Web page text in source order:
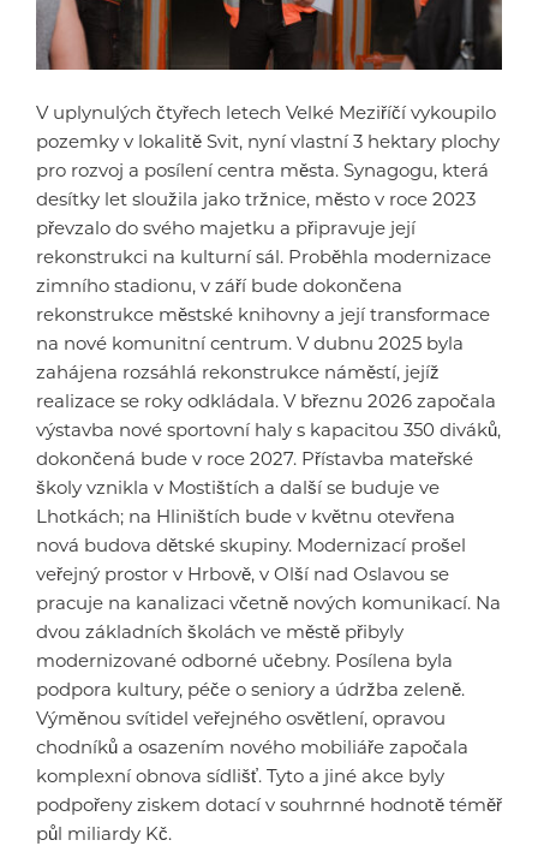
V uplynulých čtyřech letech Velké Meziříčí vykoupilo
pozemky v lokalitě Svit, nyní vlastní 3 hektary plochy
pro rozvoj a posílení centra města. Synagogu, která
desítky let sloužila jako tržnice, město v roce 2023
převzalo do svého majetku a připravuje její
rekonstrukci na kulturní sál. Proběhla modernizace
zimního stadionu, v září bude dokončena
rekonstrukce městské knihovny a její transformace
na nové komunitní centrum. V dubnu 2025 byla
zahájena rozsáhlá rekonstrukce náměstí, jejíž
realizace se roky odkládala. V březnu 2026 započala
výstavba nové sportovní haly s kapacitou 350 diváků,
dokončená bude v roce 2027. Přístavba mateřské
školy vznikla v Mostištích a další se buduje ve
Lhotkách; na Hliništích bude v květnu otevřena
nová budova dětské skupiny. Modernizací prošel
veřejný prostor v Hrbově, v Olší nad Oslavou se
pracuje na kanalizaci včetně nových komunikací. Na
dvou základních školách ve městě přibyly
modernizované odborné učebny. Posílena byla
podpora kultury, péče o seniory a údržba zeleně.
Výměnou svítidel veřejného osvětlení, opravou
chodníků a osazením nového mobiliáře započala
komplexní obnova sídlišť. Tyto a jiné akce byly
podpořeny ziskem dotací v souhrnné hodnotě téměř
půl miliardy Kč.